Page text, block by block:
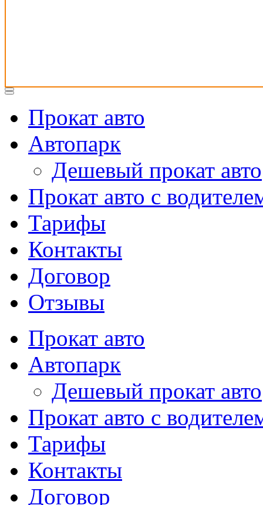
Прокат авто
Автопарк
Дешевый прокат авто
Прокат авто с
Тарифы
Контакты
Договор
Отзывы
Прокат авто
Автопарк
Дешевый прокат авто
Прокат авто с
Тарифы
Контакты
Договор